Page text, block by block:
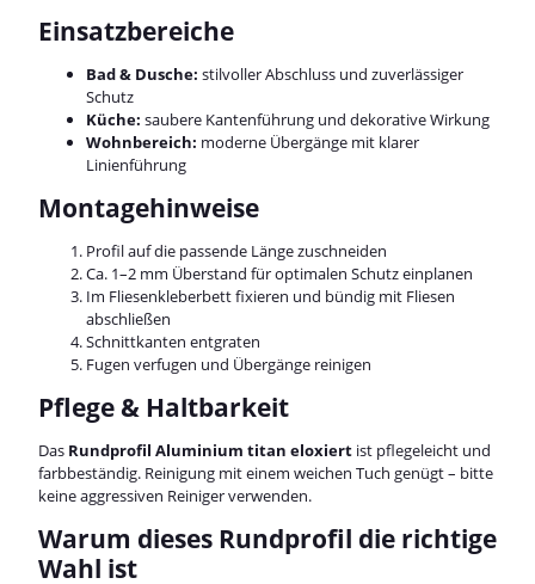
Einsatzbereiche
Bad & Dusche: stilvoller Abschluss und zuverlässiger
Schutz
Küche: saubere Kantenführung und dekorative Wirkung
Wohnbereich: moderne Übergänge mit klarer
Linienführung
Montagehinweise
Profil auf die passende Länge zuschneiden
Ca. 1–2 mm Überstand für optimalen Schutz einplanen
Im Fliesenkleberbett fixieren und bündig mit Fliesen
abschließen
Schnittkanten entgraten
Fugen verfugen und Übergänge reinigen
Pflege & Haltbarkeit
Das Rundprofil Aluminium titan eloxiertist pflegeleicht und
farbbeständig. Reinigung mit einem weichen Tuch genügt – bitte
keine aggressiven Reiniger verwenden.
Warum dieses Rundprofil die richtige
Wahl ist